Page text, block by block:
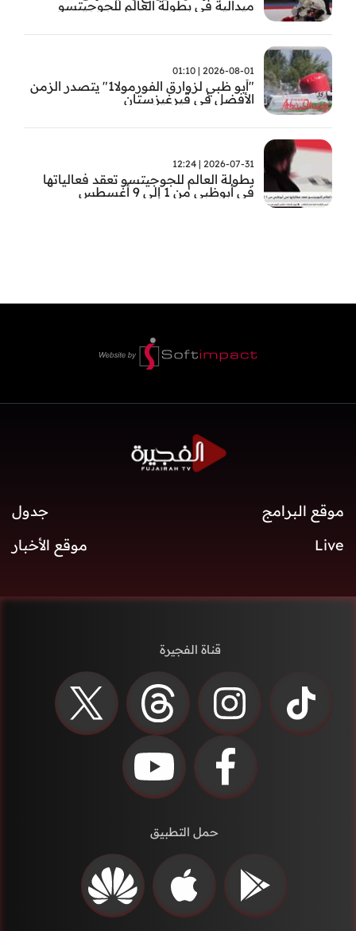
ميدالية في بطولة العالم للجوجيتسو
2026-08-01 | 01:10
"أبو ظبي لزوارق الفورمولا1" يتصدر الزمن
الأفضل في قيرغيزستان
2026-07-31 | 12:24
بطولة العالم للجوجيتسو تعقد فعالياتها
في أبوظبي من 1 إلى 9 أغسطس
موقع البرامج
جدول
Live
موقع الأخبار
قناة الفجيرة
حمل التطبيق